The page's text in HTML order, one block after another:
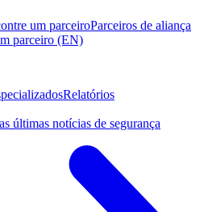
um parceiroParceiros de aliança
parceiro (EN)
Relatórios
últimas notícias de segurança